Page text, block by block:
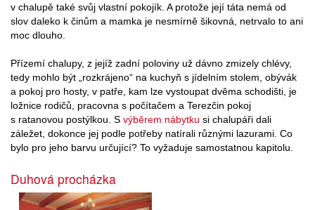
v chalupě také svůj vlastní pokojík. A protože její táta nemá od
slov daleko k činům a mamka je nesmírně šikovná, netrvalo to ani
moc dlouho.
Přízemí chalupy, z jejíž zadní poloviny už dávno zmizely chlévy,
tedy mohlo být „rozkrájeno“ na kuchyň s jídelním stolem, obývák
a pokoj pro hosty, v patře, kam lze vystoupat dvěma schodišti, je
ložnice rodičů, pracovna s počítačem a Terezčin pokoj
s ratanovou postýlkou. S výběrem nábytku si chalupáři dali
záležet, dokonce jej podle potřeby natírali různými lazurami. Co
bylo pro jeho barvu určující? To vyžaduje samostatnou kapitolu.
Duhová procházka